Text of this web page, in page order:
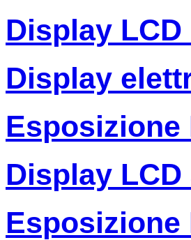
Display LCD
Display
Esposizione
Display
Esposizione